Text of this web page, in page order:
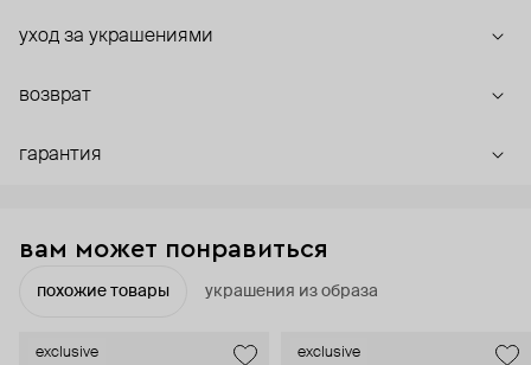
уход за украшениями
возврат
гарантия
вам может понравиться
похожие товары украшения из образа
exclusive exclusive